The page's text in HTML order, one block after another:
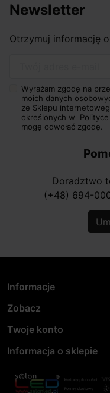
Newsletter
Otrzymuj informację
Wyrażam zgodę na
moich danych
ze Sklepu
określonych w
mogę odwołać zgodę.
Doradztwo
(+48) 694-
Informacje
Zobacz
Twoje konto
Informacja o sklepie